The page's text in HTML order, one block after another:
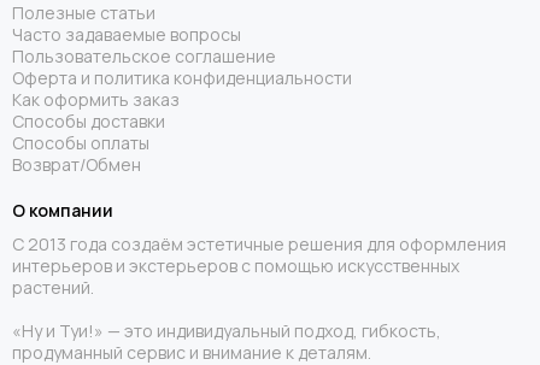
Полезные статьи
Часто задаваемые вопросы
Пользовательское соглашение
Оферта и политика конфиденциальности
Как оформить заказ
Способы доставки
Способы оплаты
Возврат/Обмен
О компании
С 2013 года создаём эстетичные решения для оформления
интерьеров и экстерьеров с помощью искусственных
растений.
«Ну и Туи!» — это индивидуальный подход, гибкость,
продуманный сервис и внимание к деталям.